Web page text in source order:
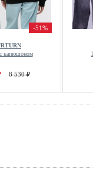
-51%
капюшоном
8 530 ₽